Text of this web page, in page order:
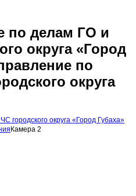
по делам ГО и
округа «Город
по
округа
Камера 2